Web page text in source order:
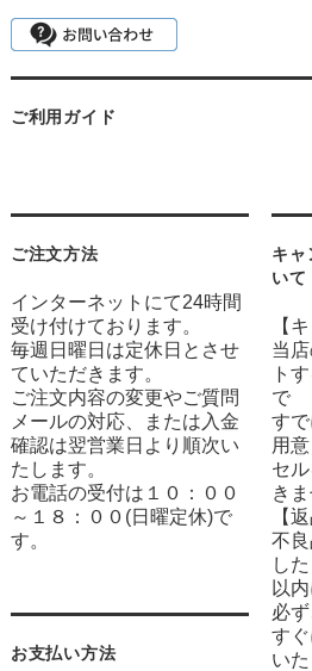
ご利用ガイド
ご注文方法
インターネットにて24時間
受け付けております。
毎週日曜日は定休日とさせ
ていただきます。
ご注文内容の変更やご質問
メールの対応、または入金
確認は翌営業日より順次い
たします。
お電話の受付は１０：００
～１８：００(日曜定休)で
す。
お支払い方法
キャ
いて
【
当
ト
で
す
用
セ
きま
【
不
し
以
必
す
い